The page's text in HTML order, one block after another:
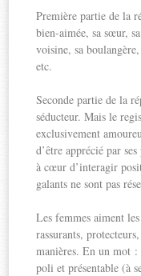
Première partie de la
bien-aimée, sa sœur,
voisine, sa
etc.
Seconde partie de la
séducteur. Mais le
exclusivement
d’être apprécié par
à cœur d’interagir
galants ne sont pas
Les femmes aiment
rassurants,
manières. En un mot :
poli et présentable (à